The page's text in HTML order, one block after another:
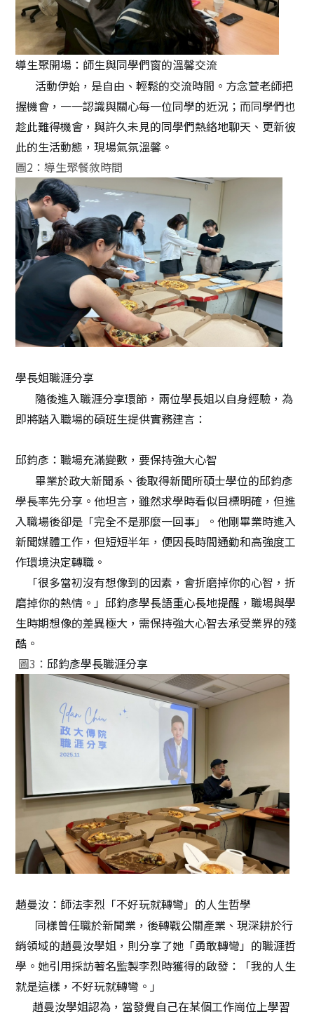
導生聚開場：師生與同學們窗的溫馨交流
活動伊始，是自由、輕鬆的交流時間。方念萱老師把
握機會，一一認識與關心每一位同學的近況；而同學們也
趁此難得機會，與許久未見的同學們熱絡地聊天、更新彼
此的生活動態，現場氣氛溫馨。
圖2 ：導生聚餐敘時間
學長姐職涯分享
隨後進入職涯分享環節，兩位學長姐以自身經驗，為
即將踏入職場的碩班生提供實務建言：
邱鈞彥：職場充滿變數，要保持強大心智
畢業於政大新聞系、後取得新聞所碩士學位的邱鈞彥
學長率先分享。他坦言，雖然求學時看似目標明確，但進
入職場後卻是「完全不是那麼一回事」。他剛畢業時進入
新聞媒體工作，但短短半年，便因長時間通勤和高強度工
作環境決定轉職。
「很多當初沒有想像到的因素，會折磨掉你的心智，折
磨掉你的熱情。」邱鈞彥學長語重心長地提醒，職場與學
生時期想像的差異極大，需保持強大心智去承受業界的殘
酷。
圖3 ：邱鈞彥學長職涯分享
趙曼汝：師法李烈「不好玩就轉彎」的人生哲學
同樣曾任職於新聞業，後轉戰公關產業、現深耕於行
銷領域的趙曼汝學姐，則分享了她「勇敢轉彎」的職涯哲
學。她引用採訪著名監製李烈時獲得的啟發：「我的人生
就是這樣，不好玩就轉彎。」
趙曼汝學姐認為，當發覺自己在某個工作崗位上學習